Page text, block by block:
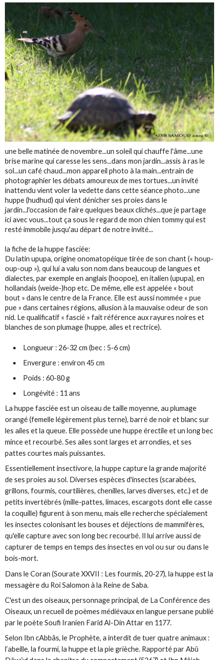
une belle matinée de novembre...un soleil qui chauffe l'âme...une
brise marine qui caresse les sens...dans mon jardin...assis à ras le
sol...un café chaud...mon appareil photo à la main...entrain de
photographier les débats amoureux de mes tortues...un invité
inattendu vient voler la vedette dans cette séance photo...une
huppe (hudhud) qui vient dénicher ses proies dans le
jardin...l'occasion de faire quelques beaux clichés...que je partage
ici avec vous...tout ça sous le regard de mon chien tommy qui est
resté immobile jusqu'au départ de notre invité...
la fiche de la huppe fasciée:
Du latinupupa, origine onomatopéique tirée de son chant (« houp-
oup-oup »), qui lui a valu son nom dans beaucoup de langues et
dialectes, par exemple en anglais (hoopoe), en italien (upupa), en
hollandais(weide-)hop etc. De même, elle est appelée « bout
bout » dans le centre de la France. Elle est aussi nommée « pue
pue » dans certaines régions, allusion à la mauvaise odeur de son
nid. Le qualificatif « fascié » fait référence aux rayures noires et
blanches de son plumage (huppe, ailes etrectrice).
Longueur : 26-32 cm (bec : 5-6 cm)
Envergure : environ 45 cm
Poids : 60-80 g
Longévité : 11 ans
Lahuppe fasciéeest un oiseau de taille moyenne, au plumage
orangé (femelle légèrement plus terne), barré de noir et blanc sur
les ailes et la queue. Elle possède une huppe érectile et un long bec
mince et recourbé. Ses ailes sont larges et arrondies, et ses
pattes courtes mais puissantes.
Essentiellement insectivore, la huppe capture la grande majorité
de ses proies au sol. Diverses espèces d'insectes (scarabées,
grillons,fourmis, courtilières, chenilles, larves diverses, etc.) et de
petits invertébrés (mille-pattes, limaces, escargots dont elle casse
la coquille) figurent à son menu, mais elle recherche spécialement
les insectes colonisant les bouses et déjections de mammifères,
qu'elle capture avec son long bec recourbé. Il lui arrive aussi de
capturer de temps en temps des insectes en vol ou sur ou dans le
bois-mort.
Dans le Coran (Sourate XXVII : Les fourmis, 20-27), la huppe est la
messagère du Roi Salomon à la Reine de Saba.
C'est un des oiseaux, personnage principal, de La Conférence des
Oiseaux, un recueil de poèmes médiévaux en langue persane publié
par le poète Soufi Iranien Farid Al-Din Attar en 1177.
Selon Ibn cAbbâs, le Prophète, a interdit de tuer quatre animaux :
l’abeille, la fourmi, la huppe et la pie grièche. Rapporté par Abû